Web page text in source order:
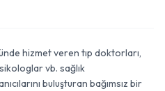
hizmet veren tıp doktorları,
vb. sağlık
buluşturan bağımsız bir